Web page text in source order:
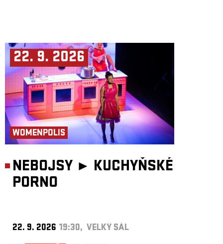
22. 9. 2026
WOMENPOLIS
NEBOJSY ► KUCHYŇSKÉ
PORNO
22. 9. 2026 19:30, VELKÝ SÁL